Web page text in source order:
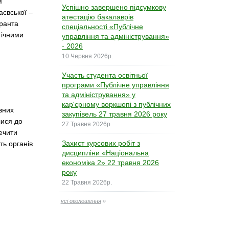
–
до
органів
Успішно завершено підсумкову
атестацію бакалаврів
спеціальності «Публічне
управління та адміністрування»
- 2026
10 Червня 2026р.
Участь студента освітньої
програми «Публічне управління
та адміністрування» у
кар'єрному воркшопі з публічних
закупівель 27 травня 2026 року
27 Травня 2026р.
Захист курсових робіт з
дисципліни «Національна
економіка 2» 22 травня 2026
року
22 Травня 2026р.
усі оголошення »